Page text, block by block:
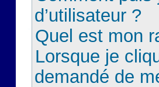
d’utilisateur ?
Quel est mon
Lorsque je
demandé de